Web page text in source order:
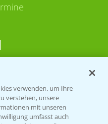
1
verwenden, um Ihre
verstehen, unsere
mit unseren
umfasst auch